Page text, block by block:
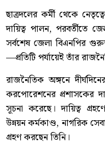
ছাত্রদলের কর্মী থেকে
দায়িত্ব পালন, পরবর্তীতে
সর্বশেষ জেলা বিএনপির
—প্রতিটি পর্যায়েই তাঁর
রাজনৈতিক অঙ্গনে
করপোরেশনের প্রশাসকের
সূচনা করেছে। দায়িত্ব
উন্নয়ন কর্মকাণ্ড, নাগরিক
গ্রহণ করছেন তিনি।